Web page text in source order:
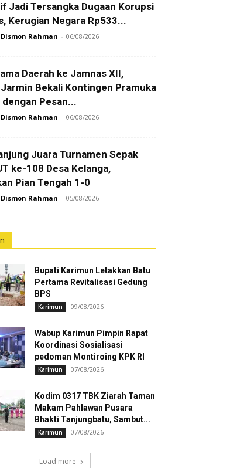
Jadi Tersangka Dugaan Korupsi
Kerugian Negara Rp533...
Dismon Rahman - 06/08/2026
Daerah ke Jamnas XII,
Bekali Kontingen Pramuka
Pesan...
Dismon Rahman - 06/08/2026
Juara Turnamen Sepak
ke-108 Desa Kelanga,
Pian Tengah 1-0
Dismon Rahman - 05/08/2026
Bupati Karimun Letakkan Batu
Pertama Revitalisasi Gedung
BPS
Karimun 09/08/2026
Wabup Karimun Pimpin Rapat
Koordinasi Sosialisasi
pedoman Montiroing KPK RI
Karimun 07/08/2026
Kodim 0317 TBK Ziarah Taman
Makam Pahlawan Pusara
Bhakti Tanjungbatu, Sambut...
Karimun 07/08/2026
Load more